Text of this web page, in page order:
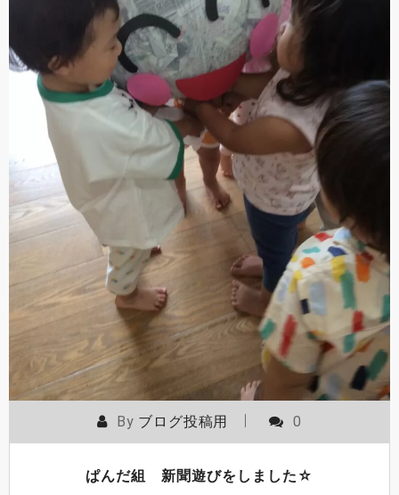
By ブログ投稿用 0
ぱんだ組 新聞遊びをしました☆